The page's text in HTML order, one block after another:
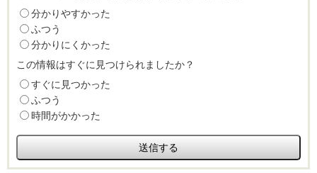
分かりやすかった
ふつう
分かりにくかった
この情報はすぐに見つけられましたか？
すぐに見つかった
ふつう
時間がかかった